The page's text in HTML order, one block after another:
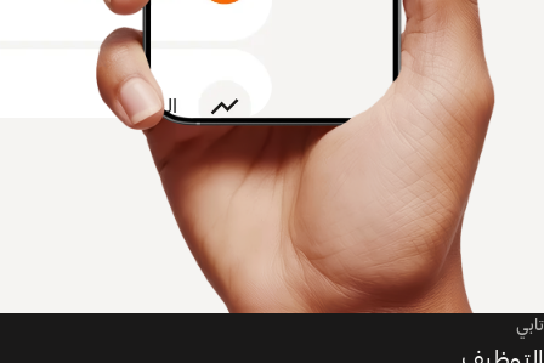
تابي